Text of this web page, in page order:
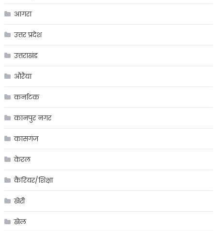
आगरा
उत्तर प्रदेश
उत्तराखंड
औरैया
कर्नाटक
कानपुर नगर
कासगंज
केरल
कैरियर/शिक्षा
खेरी
खेल